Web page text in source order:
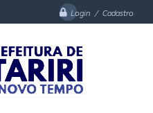
Login / Cadastro